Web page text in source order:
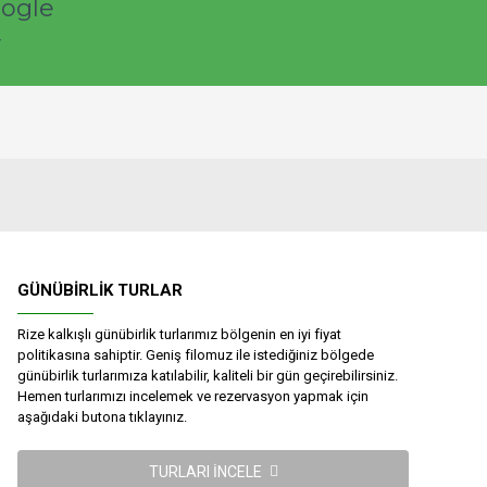
GÜNÜBIRLIK TURLAR
Rize kalkışlı günübirlik turlarımız bölgenin en iyi fiyat
politikasına sahiptir. Geniş filomuz ile istediğiniz bölgede
günübirlik turlarımıza katılabilir, kaliteli bir gün geçirebilirsiniz.
Hemen turlarımızı incelemek ve rezervasyon yapmak için
aşağıdaki butona tıklayınız.
TURLARI İNCELE